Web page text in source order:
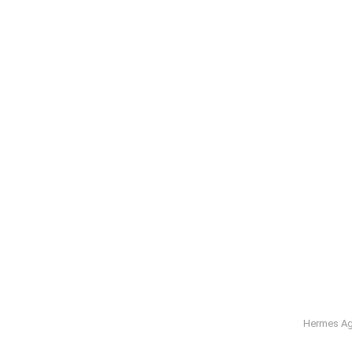
Hermes